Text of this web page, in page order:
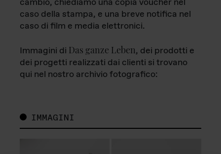
caso della stampa, e una breve notifica nel
caso di film e media elettronici.
Immagini di Das ganze Leben, dei prodotti e
dei progetti realizzati dai clienti si trovano
qui nel nostro archivio fotografico:
IMMAGINI